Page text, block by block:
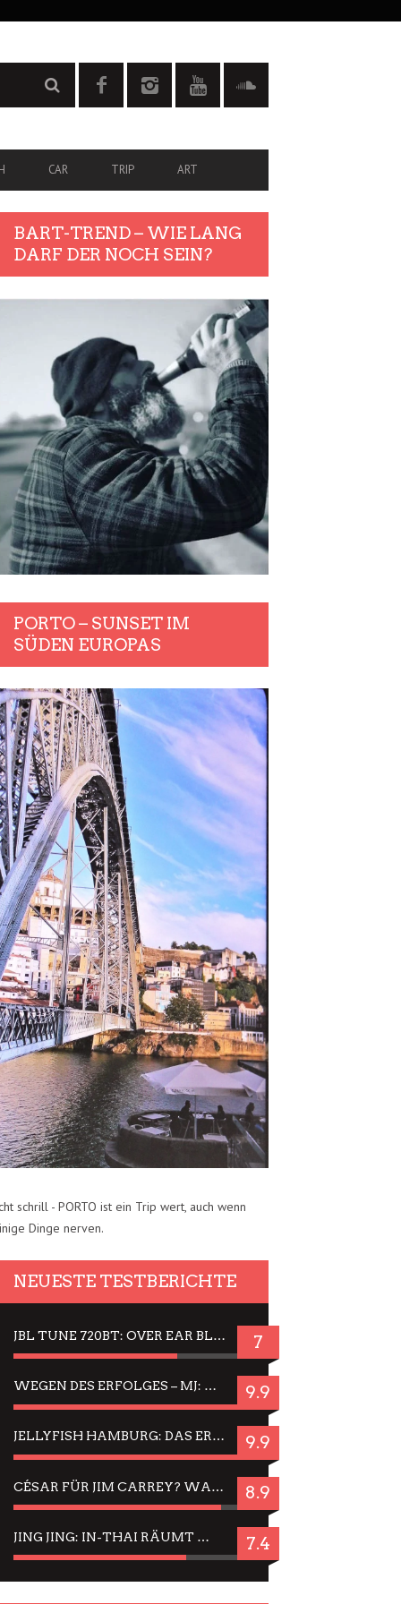
CAR TRIP ART
BART-TREND – WIE LANG
DARF DER NOCH SEIN?
PORTO – SUNSET IM
SÜDEN EUROPAS
schrill - PORTO ist ein Trip wert, auch wenn
Dinge nerven.
NEUESTE TESTBERICHTE
JBL TUNE 720BT: OVER EAR BLUETOOTH KOPFHÖRER UM DIE 50,-€ IM DAUER-TEST 7
WEGEN DES ERFOLGES – MJ: MICHAEL JACKSON MUSICAL IN EINER MATINEE SEHEN 9.9
JELLYFISH HAMBURG: DAS ERFOLGREICHE SOMMER-MENÜ 2025 IN GEFÜHLEN UND BILDERN 9.9
CÉSAR FÜR JIM CARREY? WARUM DAS EINER DER NERVIGSTEN ACTORS IST UND BLEIBT 8.9
JING JING: IN-THAI RÄUMT WIEDER TITEL AB – EIN ZWEI-STUNDEN-ERLEBNISBERICHT 7.4